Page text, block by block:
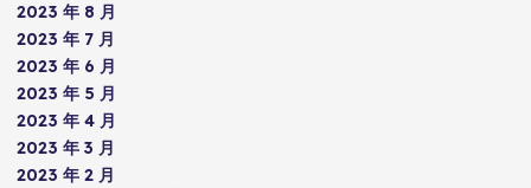
2023 年 8 月
2023 年 7 月
2023 年 6 月
2023 年 5 月
2023 年 4 月
2023 年 3 月
2023 年 2 月